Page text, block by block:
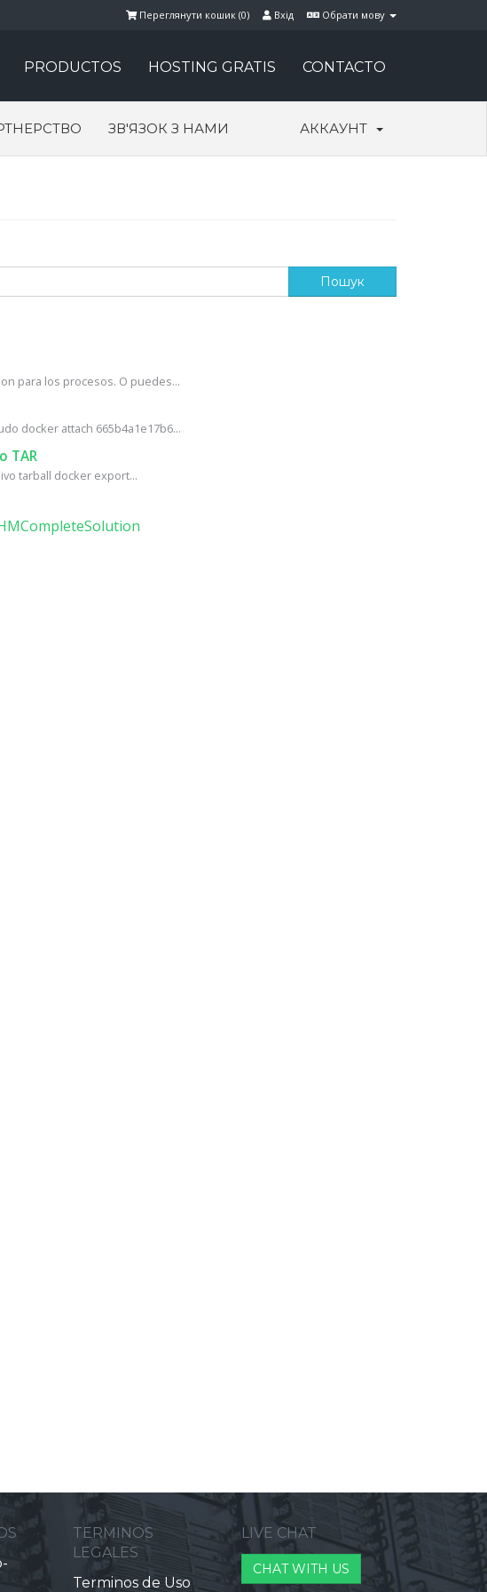
Обрати мову
Вхід
Переглянути кошик (0)
PRODUCTOS HOSTING GRATIS CONTACTO
ЗВ'ЯЗОК З НАМИ АККАУНТ
para los procesos. O puedes...
docker attach 665b4a1e17b6...
TAR
tarball docker export...
TERMINOS
LEGALES
Terminos de Uso
LIVE CHAT
CHAT WITH US